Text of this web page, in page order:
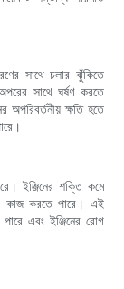
সাথে চলার ঝুঁকিতে
সাথে ঘর্ষণ করতে
অপরিবর্তনীয় ক্ষতি হতে
ইঞ্জিনের শক্তি কমে
কাজ করতে পারে। এই
এবং ইঞ্জিনের রোগ